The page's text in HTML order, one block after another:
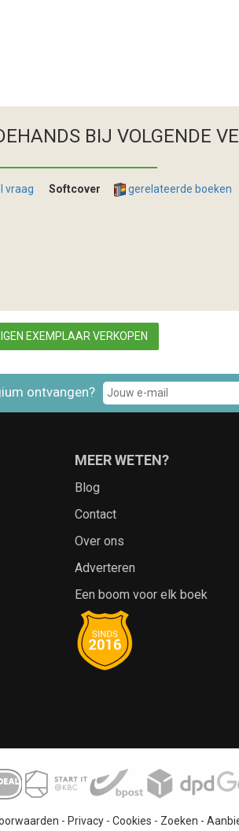
BIJ VOLGENDE
vraag Softcover gerelateerde boeken
EXEMPLAAR VERKOPEN
ontvangen?
MEER WETEN?
Blog
Contact
Over ons
Adverteren
Een boom voor elk boek
- Privacy - Cookies - Zoeken -